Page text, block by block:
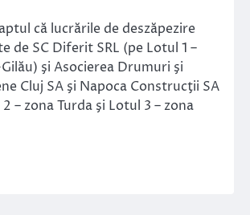
că lucrările de deszăpezire
de SC Diferit SRL (pe Lotul 1 –
şi Asocierea Drumuri şi
Cluj SA şi Napoca Construcţii SA
– zona Turda şi Lotul 3 – zona